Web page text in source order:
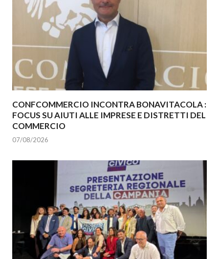
CONFCOMMERCIO INCONTRA BONAVITACOLA :
FOCUS SU AIUTI ALLE IMPRESE E DISTRETTI DEL
COMMERCIO
07/08/2026